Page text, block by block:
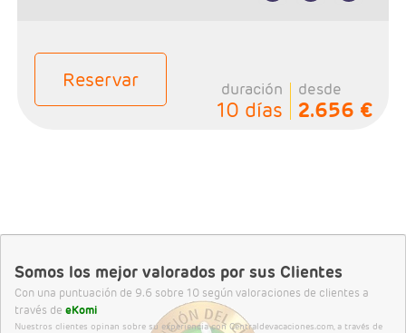
Reservar duración
10 días
desde
2.656 €
Somos los mejor valorados por sus Clientes
Con una puntuación de 9.6 sobre 10 según valoraciones de clientes a
través de eKomi
Nuestros clientes opinan sobre su experiencia con Centraldevacaciones.com, a través de